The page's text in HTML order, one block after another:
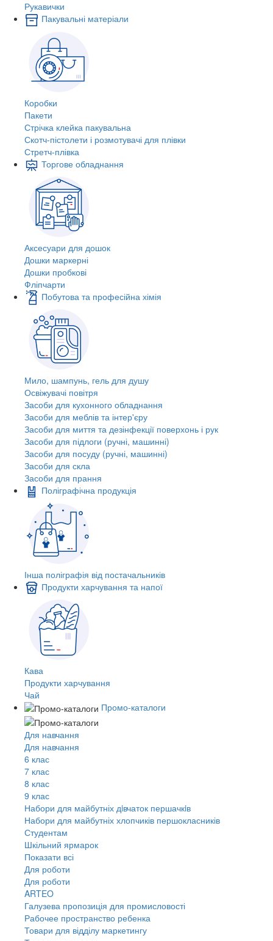
Рукавички
Пакувальні матеріали
Коробки
Пакети
Стрічка клейка пакувальна
Скотч-пістолети і розмотувачі для плівки
Стретч-плівка
Торгове обладнання
Аксесуари для дошок
Дошки маркерні
Дошки пробкові
Фліпчарти
Побутова та професійна хімія
Мило, шампунь, гель для душу
Освіжувачі повітря
Засоби для кухонного обладнання
Засоби для меблів та інтер'єру
Засоби для миття та дезінфекції поверхонь і рук
Засоби для підлоги (ручні, машинні)
Засоби для посуду (ручні, машинні)
Засоби для скла
Засоби для прання
Поліграфічна продукція
Інша поліграфія від постачальників
Продукти харчування та напої
Кава
Продукти харчування
Чай
Промо-каталоги
Для навчання
Для навчання
6 клас
7 клас
8 клас
9 клас
Набори для майбутніх дiвчаток першачкiв
Набори для майбутніх хлопчиків першокласників
Студентам
Шкільний ярмарок
Показати всі
Для роботи
Для роботи
ARTEO
Галузева пропозиція для промисловості
Рабочее пространство ребенка
Товари для відділу маркетингу